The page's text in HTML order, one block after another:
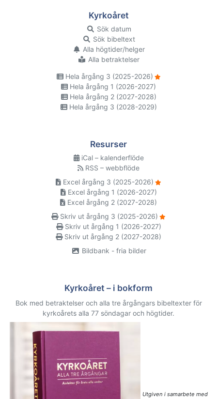
Kyrkoåret
Sök datum
Sök bibeltext
Alla högtider/helger
Alla betraktelser
Hela årgång 3 (2025-2026)
Hela årgång 1 (2026-2027)
Hela årgång 2 (2027-2028)
Hela årgång 3 (2028-2029)
Resurser
iCal – kalenderflöde
RSS – webbflöde
Excel årgång 3 (2025-2026)
Excel årgång 1 (2026-2027)
Excel årgång 2 (2027-2028)
Skriv ut årgång 3 (2025-2026)
Skriv ut årgång 1 (2026-2027)
Skriv ut årgång 2 (2027-2028)
Bildbank - fria bilder
Kyrkoåret – i bokform
Bok med betraktelser och alla tre årgångars bibeltexter för
kyrkoårets alla 77 söndagar och högtider.
Utgiven i samarbete med